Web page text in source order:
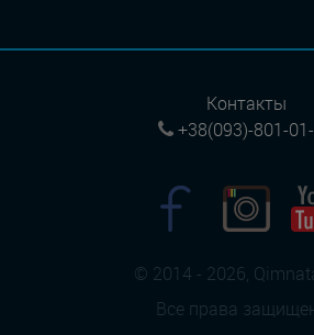
© 2014 - 2026,
Все права
Контакты
+38(093)-801-